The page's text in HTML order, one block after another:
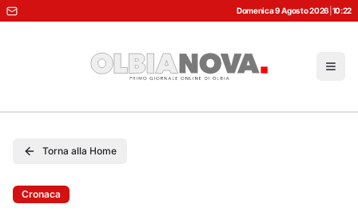
Domenica 9 Agosto 2026 10:22
Torna alla Home
Cronaca